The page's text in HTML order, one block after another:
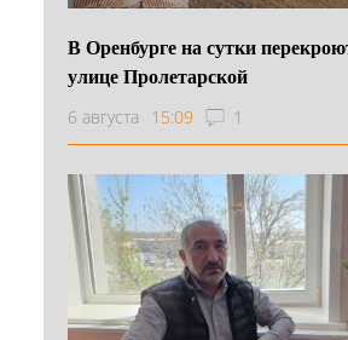
В Оренбурге на сутки
улице Пролетарской
6 августа 15:09 1